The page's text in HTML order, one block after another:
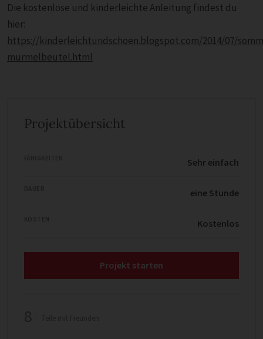
Die kostenlose und kinderleichte Anleitung findest du
hier:
https://kinderleichtundschoen.blogspot.com/2014/07/
murmelbeutel.html
Projektübersicht
Sehr einfach
eine Stunde
Kostenlos
Projekt starten